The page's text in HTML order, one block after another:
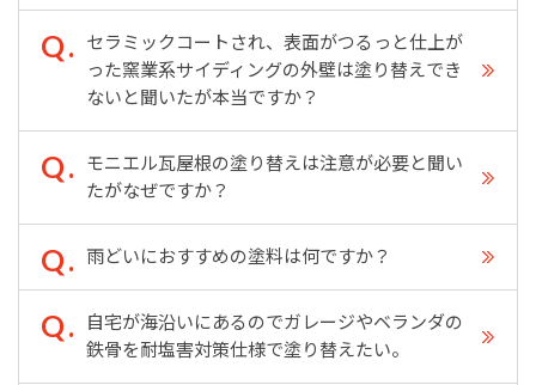
セラミックコートされ、表面がつるっと仕上が
った窯業系サイディングの外壁は塗り替えでき
ないと聞いたが本当ですか？
モニエル瓦屋根の塗り替えは注意が必要と聞い
たがなぜですか？
雨どいにおすすめの塗料は何ですか？
自宅が海沿いにあるのでガレージやベランダの
鉄骨を耐塩害対策仕様で塗り替えたい。